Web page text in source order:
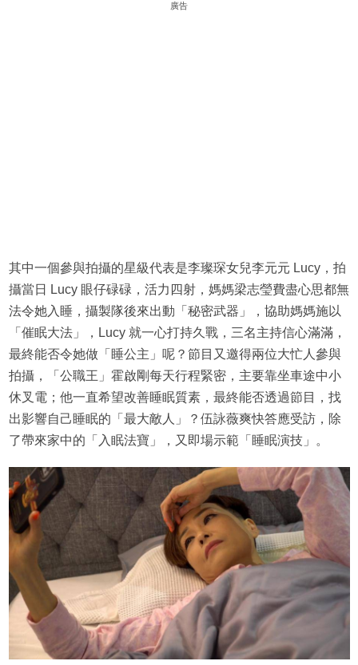
廣告
其中一個參與拍攝的星級代表是李璨琛女兒李元元 Lucy，拍
攝當日 Lucy 眼仔碌碌，活力四射，媽媽梁志瑩費盡心思都無
法令她入睡，攝製隊後來出動「秘密武器」，協助媽媽施以
「催眠大法」，Lucy 就一心打持久戰，三名主持信心滿滿，
最終能否令她做「睡公主」呢？節目又邀得兩位大忙人參與
拍攝，「公職王」霍啟剛每天行程緊密，主要靠坐車途中小
休叉電；他一直希望改善睡眠質素，最終能否透過節目，找
出影響自己睡眠的「最大敵人」？伍詠薇爽快答應受訪，除
了帶來家中的「入眠法寶」，又即場示範「睡眠演技」。